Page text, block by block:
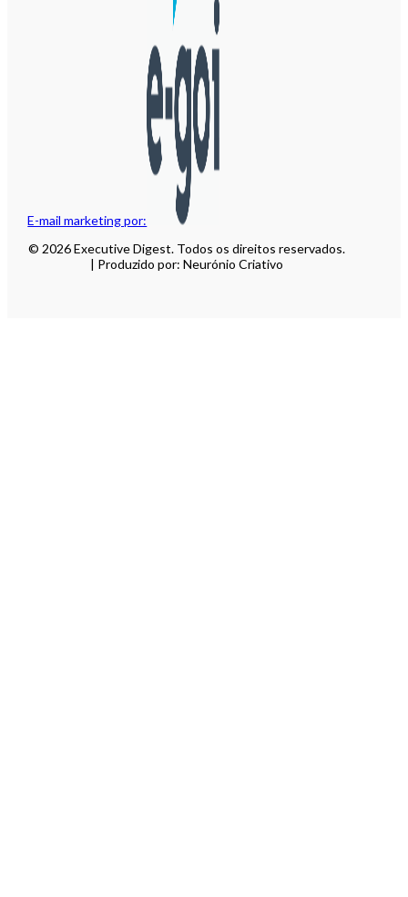
E-mail marketing por:
© 2026 Executive Digest. Todos os direitos reservados.
| Produzido por: Neurónio Criativo